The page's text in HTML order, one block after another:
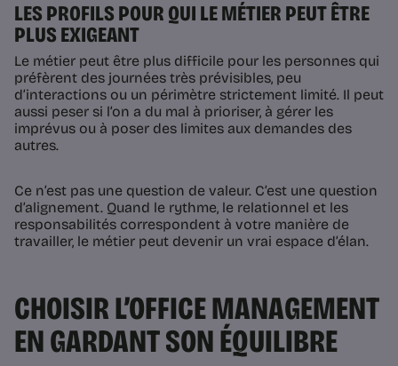
LES PROFILS POUR QUI LE MÉTIER PEUT ÊTRE
PLUS EXIGEANT
Le métier peut être plus difficile pour les personnes qui
préfèrent des journées très prévisibles, peu
d’interactions ou un périmètre strictement limité. Il peut
aussi peser si l’on a du mal à prioriser, à gérer les
imprévus ou à poser des limites aux demandes des
autres.
Ce n’est pas une question de valeur. C’est une question
d’alignement. Quand le rythme, le relationnel et les
responsabilités correspondent à votre manière de
travailler, le métier peut devenir un vrai espace d’élan.
CHOISIR L’OFFICE MANAGEMENT
EN GARDANT SON ÉQUILIBRE